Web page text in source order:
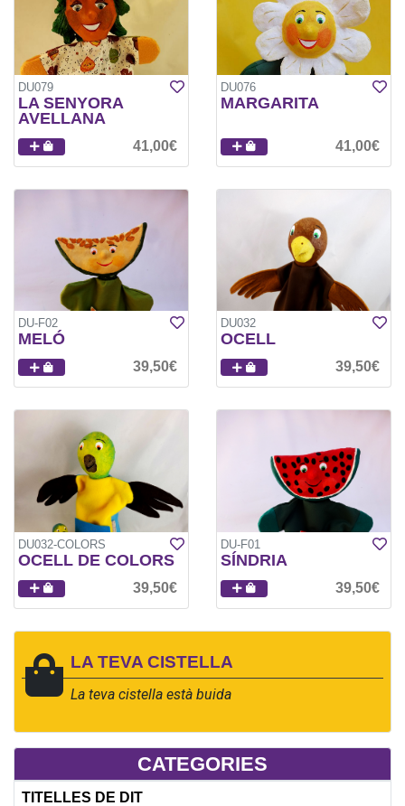
LA TEVA CISTELLA
La teva cistella està buida
CATEGORIES
TITELLES DE DIT
DU079
LA SENYORA
AVELLANA
41,00€
DU076
MARGARITA
41,00€
DU-F02
MELÓ
39,50€
DU032
OCELL
39,50€
DU032-COLORS
OCELL DE COLORS
39,50€
DU-F01
SÍNDRIA
39,50€